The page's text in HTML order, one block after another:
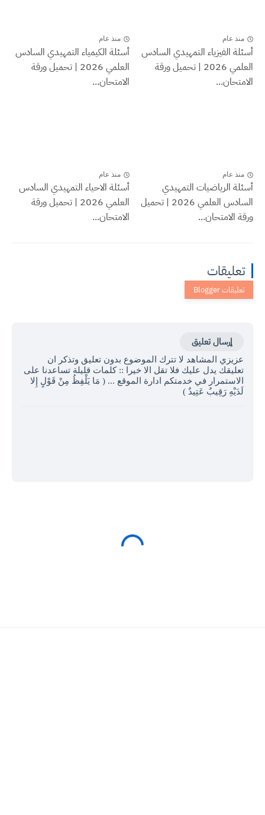
منذ عام
أسئلة الفيزياء التمهيدي السادس
العلمي 2026 | تحميل ورقة
الامتحان...
منذ عام
أسئلة الكيمياء التمهيدي السادس
العلمي 2026 | تحميل ورقة
الامتحان...
منذ عام
أسئلة الرياضيات التمهيدي
السادس العلمي 2026 | تحميل
ورقة الامتحان...
منذ عام
أسئلة الاحياء التمهيدي السادس
العلمي 2026 | تحميل ورقة
الامتحان...
تعليقات
إرسال تعليق
عزيزي المشاهد لا تترك الموضوع بدون تعليق وتذكر ان
تعليقك يدل عليك فلا تقل الا خيرا :: كلمات قليلة تساعدنا على
الاستمرار في خدمتكم ادارة الموقع ... ( مَا يَلْفِظُ مِنْ قَوْلٍ إِلا
لَدَيْهِ رَقِيبٌ عَتِيدٌ )